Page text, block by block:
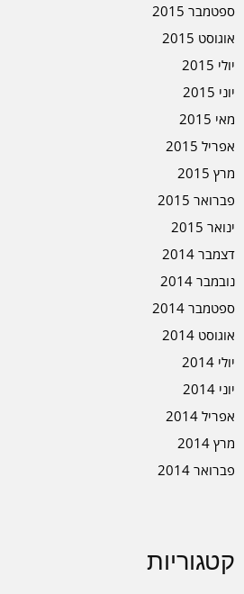
ספטמבר 2015
אוגוסט 2015
יולי 2015
יוני 2015
מאי 2015
אפריל 2015
מרץ 2015
פברואר 2015
ינואר 2015
דצמבר 2014
נובמבר 2014
ספטמבר 2014
אוגוסט 2014
יולי 2014
יוני 2014
אפריל 2014
מרץ 2014
פברואר 2014
קטגוריות